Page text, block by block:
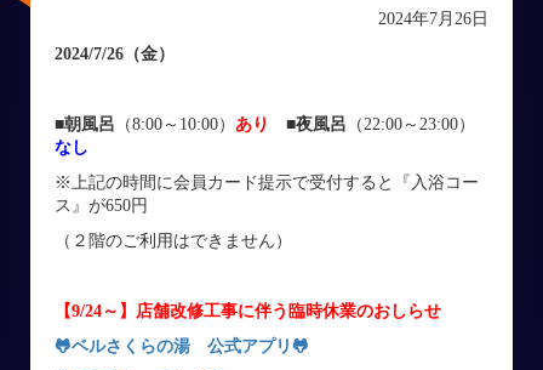
2024年7月26日
2024/7/26 （金）
■朝風呂 （8:00～10:00） あり ■夜風呂 （22:00～23:00）
なし
※上記の時間に会員カード提示で受付すると『入浴コー
ス』が650円
（２階のご利用はできません）
【9/24～】店舗改修工事に伴う臨時休業のおしらせ
🐸ベルさくらの湯 公式アプリ 🐸